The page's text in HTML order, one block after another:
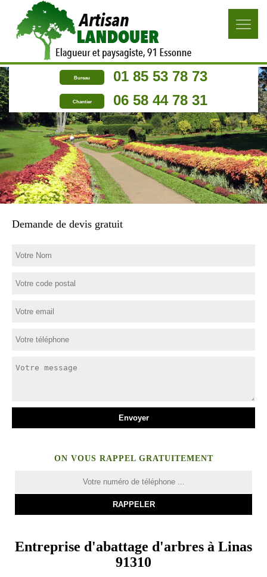
Bureau 01 85 53 78 73
Chantier 06 58 44 78 31
Demande de devis gratuit
ON VOUS RAPPEL GRATUITEMENT
Entreprise d'abattage d'arbres à Linas
91310